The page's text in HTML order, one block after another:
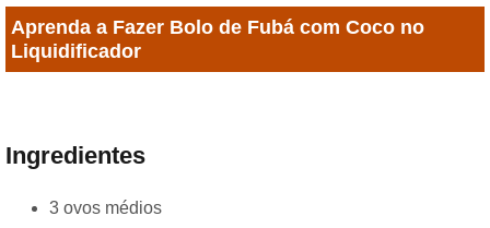
Aprenda a Fazer Bolo de Fubá com Coco no
Liquidificador
Ingredientes
3 ovos médios